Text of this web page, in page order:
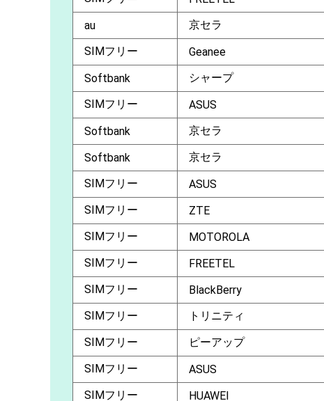
au
京セラ
SIMフリー
Geanee
Softbank
シャープ
SIMフリー
ASUS
Softbank
京セラ
Softbank
京セラ
SIMフリー
ASUS
SIMフリー
ZTE
SIMフリー
MOTOROLA
SIMフリー
FREETEL
SIMフリー
BlackBerry
SIMフリー
トリニティ
SIMフリー
ピーアップ
SIMフリー
ASUS
SIMフリー
HUAWEI